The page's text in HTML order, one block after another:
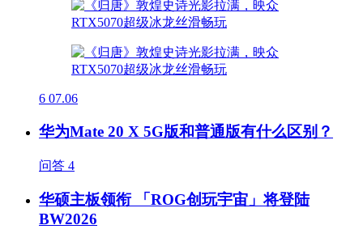
6 07.06
华为Mate 20 X 5G版和普通版有什么区别？
问答 4
华硕主板领衔 「ROG创玩宇宙」将登陆
BW2026